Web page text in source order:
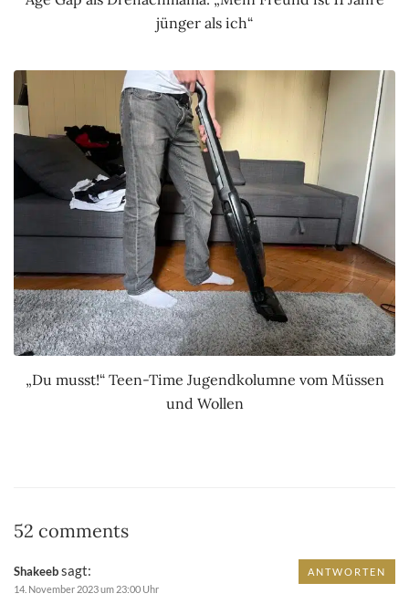
jünger als ich“
„Du musst!“ Teen-Time Jugendkolumne vom Müssen
und Wollen
52 comments
Shakeebsagt:
14. November 2023 um 23:00 Uhr
ANTWORTEN